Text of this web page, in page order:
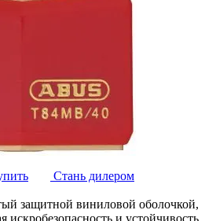
Стань дилером
защитной виниловой оболочкой,
искробезопасность и устойчивость